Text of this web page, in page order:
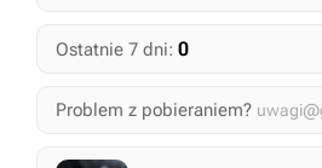
Ostatnie 7 dni: 0
Problem z pobieraniem?